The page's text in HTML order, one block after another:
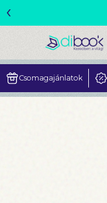
‹
Csomagajánlatok